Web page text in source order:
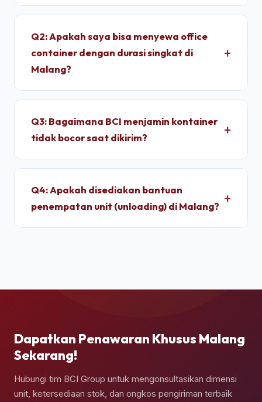
Untuk wilayah Malang, pengiriman standar dry
setelah proses administrasi selesai. Unit
dimobilisasi menggunakan armada truk trailer
langsung dari depo terpusat kami.
Q2: Apakah saya bisa menyewa office
container dengan durasi singkat di
Malang?
Ya, kami melayani penyewaan bulanan dengan
progresif yang lebih ekonomis jika Anda
hingga jangka panjang.
Q3: Bagaimana BCI menjamin kontainer
tidak bocor saat dikirim?
Setiap unit di depo kami wajib melalui pengujian
air bertekanan tinggi untuk memastikan dinding
panel baja corten dan karet pelindung pintu 100%
kedap air sebelum pemuatan.
Q4: Apakah disediakan bantuan
penempatan unit (unloading) di Malang?
Dapatkan Penawaran Khusus Malang
Sekarang!
Hubungi tim BCI Group untuk mengonsultasikan dimensi
unit, ketersediaan stok, dan ongkos pengiriman terbaik